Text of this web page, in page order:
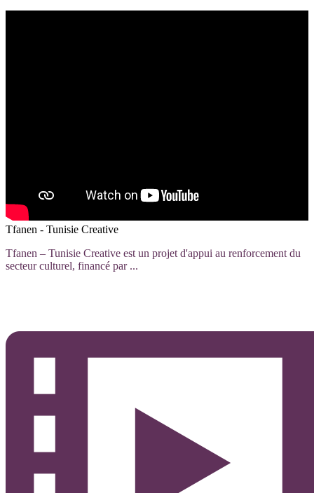
Tfanen - Tunisie Creative
Tfanen – Tunisie Creative est un projet d'appui au renforcement du
secteur culturel, financé par ...